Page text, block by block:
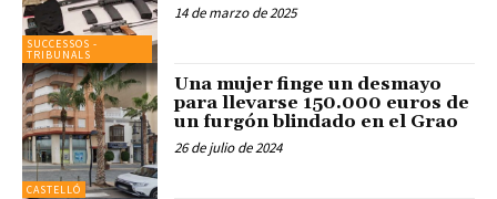
SUCCESSOS -
TRIBUNALS
14 de marzo de 2025
CASTELLÓ
Una mujer finge un desmayo
para llevarse 150.000 euros de
un furgón blindado en el Grao
26 de julio de 2024